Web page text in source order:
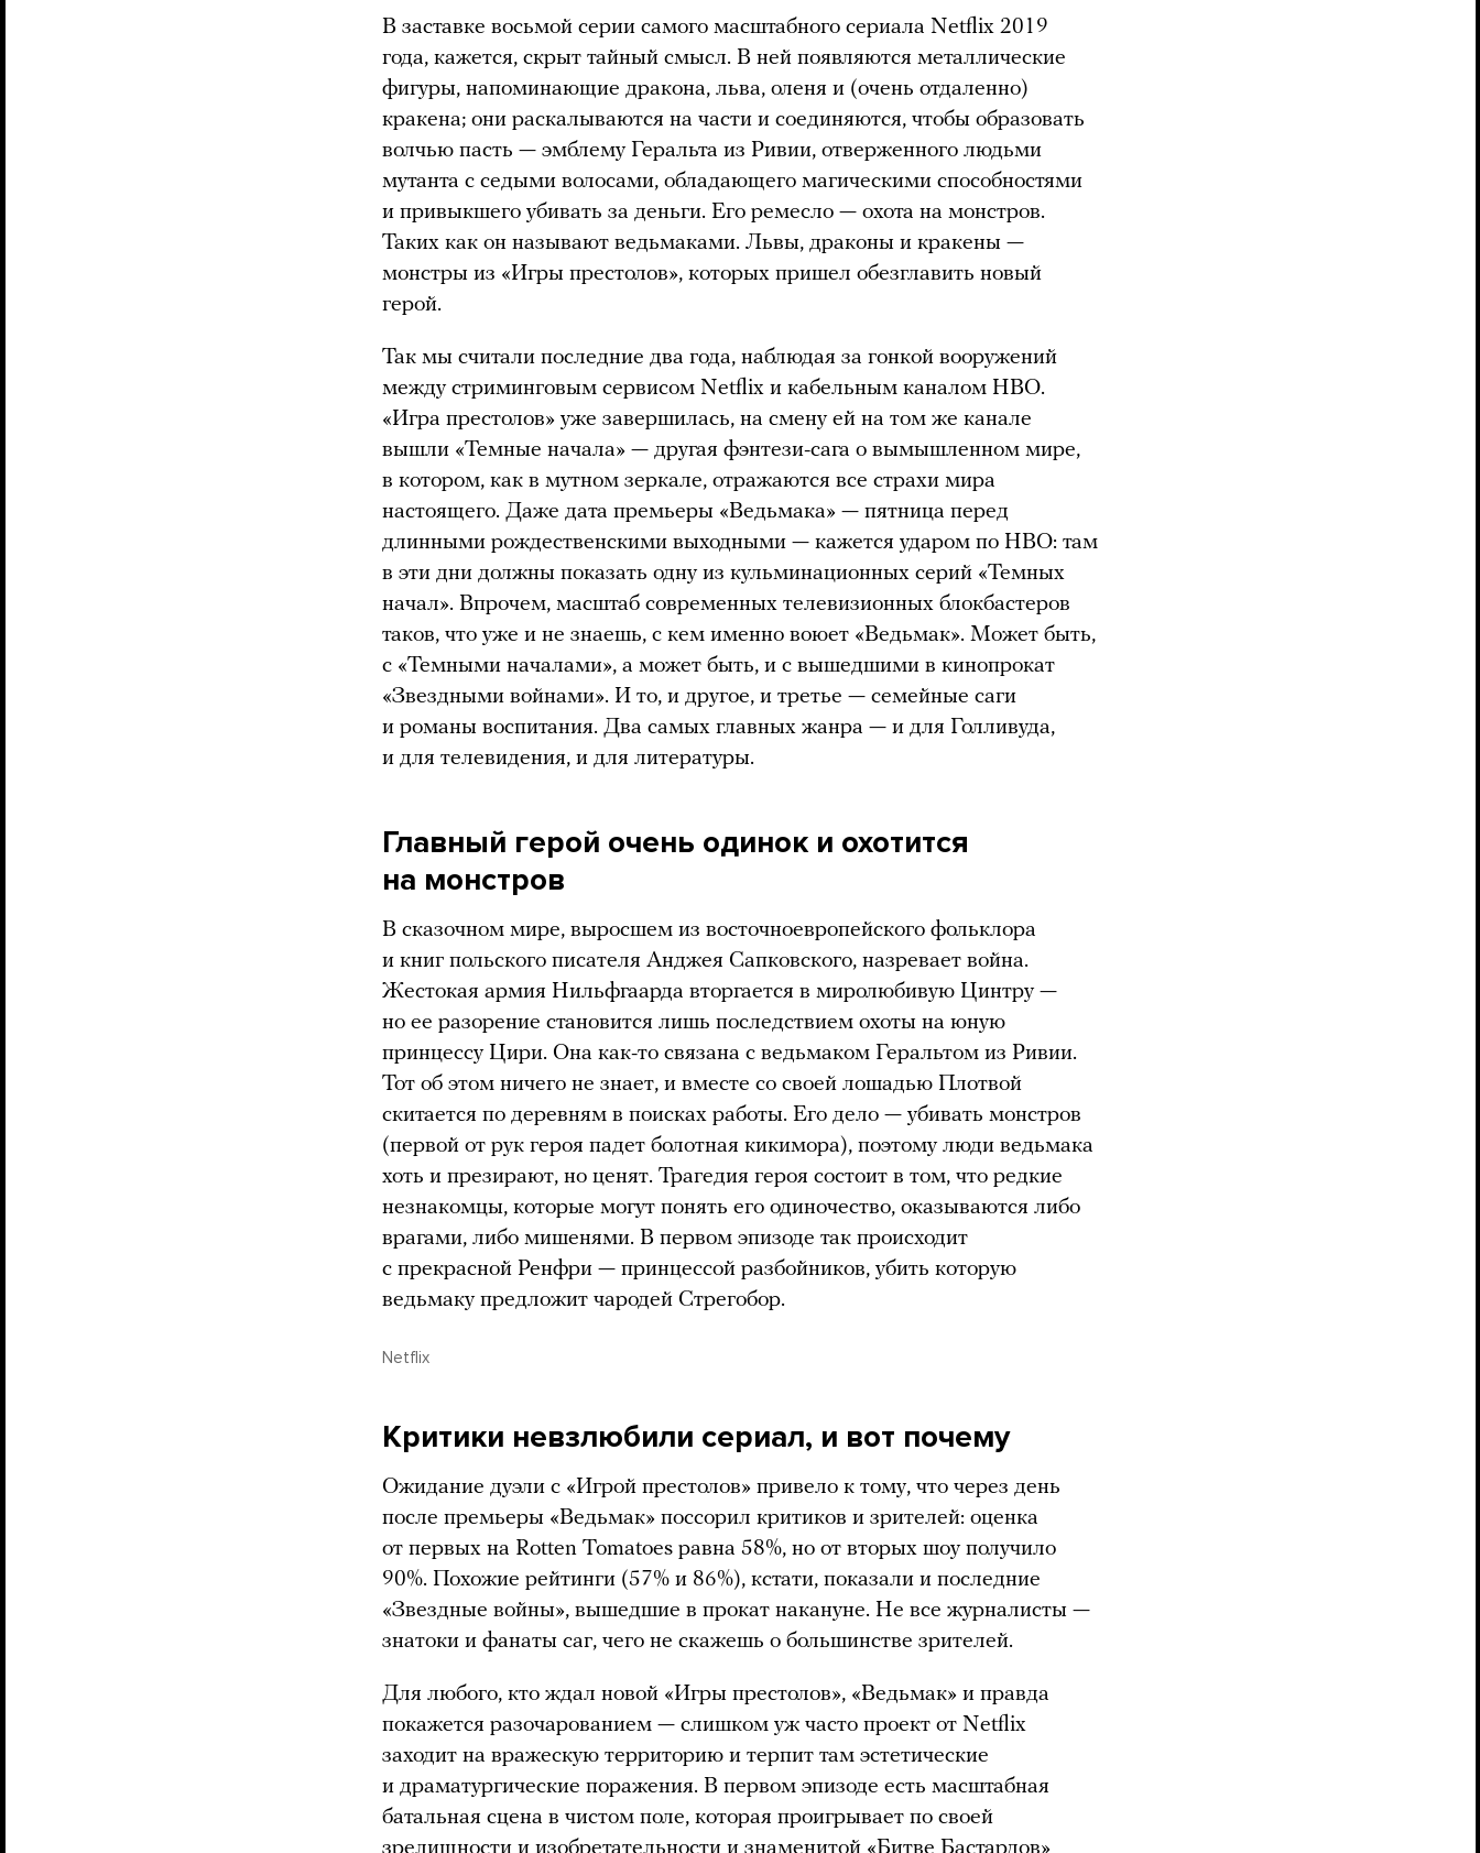
В заставке восьмой серии самого масштабного сериала Netflix 2019
года, кажется, скрыт тайный смысл. В ней появляются металлические
фигуры, напоминающие дракона, льва, оленя и (очень отдаленно)
кракена; они раскалываются на части и соединяются, чтобы образовать
волчью пасть — эмблему Геральта из Ривии, отверженного людьми
мутанта с седыми волосами, обладающего магическими способностями
и привыкшего убивать за деньги. Его ремесло — охота на монстров.
Таких как он называют ведьмаками. Львы, драконы и кракены —
монстры из «Игры престолов», которых пришел обезглавить новый
герой.
Так мы считали последние два года, наблюдая за гонкой вооружений
между стриминговым сервисом Netflix и кабельным каналом HBO.
«Игра престолов» уже завершилась, на смену ей на том же канале
вышли «Темные начала» — другая фэнтези-сага о вымышленном мире,
в котором, как в мутном зеркале, отражаются все страхи мира
настоящего. Даже дата премьеры «Ведьмака» — пятница перед
длинными рождественскими выходными — кажется ударом по HBO: там
в эти дни должны показать одну из кульминационных серий «Темных
начал». Впрочем, масштаб современных телевизионных блокбастеров
таков, что уже и не знаешь, с кем именно воюет «Ведьмак». Может быть,
с «Темными началами», а может быть, и с вышедшими в кинопрокат
«Звездными войнами». И то, и другое, и третье — семейные саги
и романы воспитания. Два самых главных жанра — и для Голливуда,
и для телевидения, и для литературы.
Главный герой очень одинок и охотится
на монстров
В сказочном мире, выросшем из восточноевропейского фольклора
и книг польского писателя Анджея Сапковского, назревает война.
Жестокая армия Нильфгаарда вторгается в миролюбивую Цинтру —
но ее разорение становится лишь последствием охоты на юную
принцессу Цири. Она как-то связана с ведьмаком Геральтом из Ривии.
Тот об этом ничего не знает, и вместе со своей лошадью Плотвой
скитается по деревням в поисках работы. Его дело — убивать монстров
(первой от рук героя падет болотная кикимора), поэтому люди ведьмака
хоть и презирают, но ценят. Трагедия героя состоит в том, что редкие
незнакомцы, которые могут понять его одиночество, оказываются либо
врагами, либо мишенями. В первом эпизоде так происходит
с прекрасной Ренфри — принцессой разбойников, убить которую
ведьмаку предложит чародей Стрегобор.
Netflix
Критики невзлюбили сериал, и вот почему
Ожидание дуэли с «Игрой престолов» привело к тому, что через день
после премьеры «Ведьмак» поссорил критиков и зрителей: оценка
от первых на Rotten Tomatoes равна 58%, но от вторых шоу получило
90%. Похожие рейтинги (57% и 86%), кстати, показали и последние
«Звездные войны», вышедшие в прокат накануне. Не все журналисты —
знатоки и фанаты саг, чего не скажешь о большинстве зрителей.
Для любого, кто ждал новой «Игры престолов», «Ведьмак» и правда
покажется разочарованием — слишком уж часто проект от Netflix
заходит на вражескую территорию и терпит там эстетические
и драматургические поражения. В первом эпизоде есть масштабная
батальная сцена в чистом поле, которая проигрывает по своей
зрелищности и изобретательности и знаменитой «Битве Бастардов»